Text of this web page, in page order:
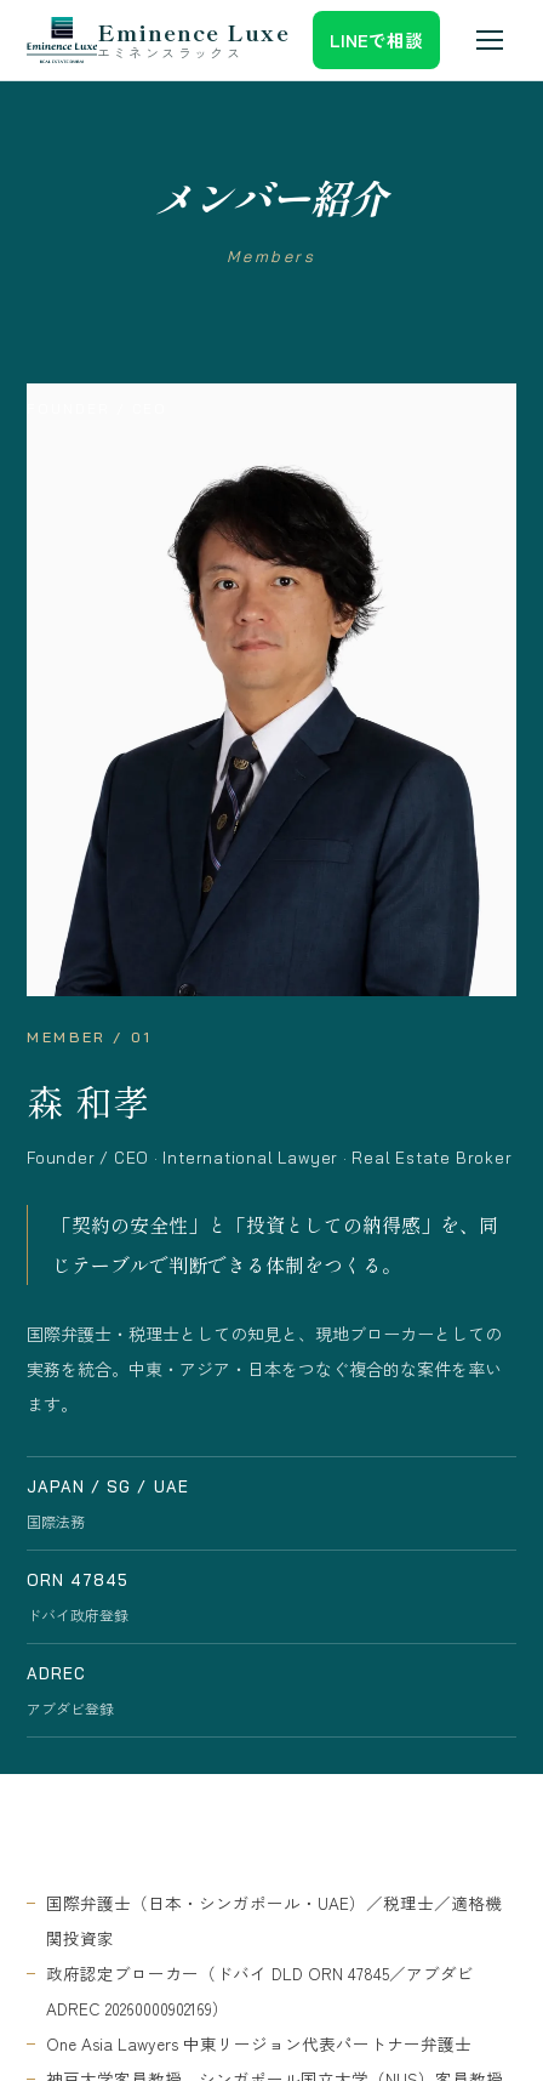
Eminence Luxe
エミネンスラックス LINEで相談
メンバー紹介
Members
MEMBER / 01
森 和孝
Founder / CEO · International Lawyer · Real Estate Broker
「契約の安全性」と「投資としての納得感」を、同
じテーブルで判断できる体制をつくる。
国際弁護士・税理士としての知見と、現地ブローカーとしての
実務を統合。中東・アジア・日本をつなぐ複合的な案件を率い
ます。
JAPAN / SG / UAE
国際法務
ORN 47845
ドバイ政府登録
ADREC
アブダビ登録
国際弁護士（日本・シンガポール・UAE）／税理士／適格機
関投資家
政府認定ブローカー（ドバイ DLD ORN 47845／アブダビ
ADREC 20260000902169）
One Asia Lawyers 中東リージョン代表パートナー弁護士